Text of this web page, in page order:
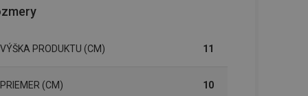
VÝŠKA PRODUKTU (CM) 11
PRIEMER (CM) 10